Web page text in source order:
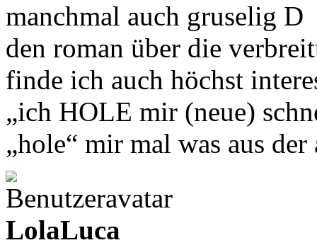
manchmal auch gruselig
den roman über die
finde ich auch höchst
„ich HOLE mir (neue)
„hole“ mir mal was aus
LolaLuca